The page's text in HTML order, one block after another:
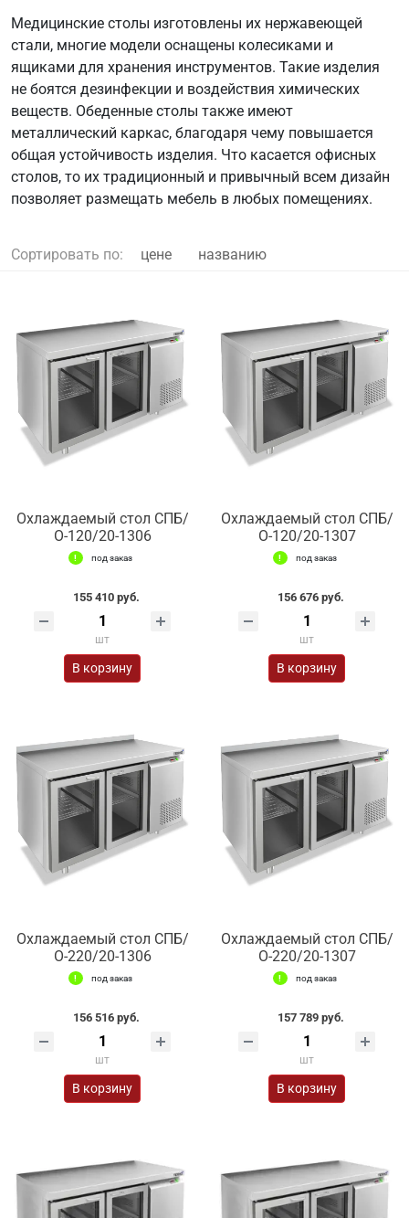
Медицинские столы изготовлены их нержавеющей
стали, многие модели оснащены колесиками и
ящиками для хранения инструментов. Такие изделия
не боятся дезинфекции и воздействия химических
веществ. Обеденные столы также имеют
металлический каркас, благодаря чему повышается
общая устойчивость изделия. Что касается офисных
столов, то их традиционный и привычный всем дизайн
позволяет размещать мебель в любых помещениях.
Сортировать по: цене названию
Охлаждаемый стол СПБ/
О-120/20-1306
под заказ
155 410 руб.
шт
В корзину
Охлаждаемый стол СПБ/
О-120/20-1307
под заказ
156 676 руб.
шт
В корзину
Охлаждаемый стол СПБ/
О-220/20-1306
под заказ
156 516 руб.
шт
В корзину
Охлаждаемый стол СПБ/
О-220/20-1307
под заказ
157 789 руб.
шт
В корзину